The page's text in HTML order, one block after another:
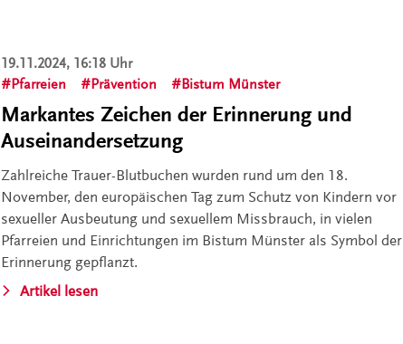
19.11.2024, 16:18 Uhr
Pfarreien
Prävention Bistum Münster
Markantes Zeichen der Erinnerung und
Auseinandersetzung
Zahlreiche Trauer-Blutbuchen wurden rund um den 18.
November, den europäischen Tag zum Schutz von Kindern vor
sexueller Ausbeutung und sexuellem Missbrauch, in vielen
Pfarreien und Einrichtungen im Bistum Münster als Symbol der
Erinnerung gepflanzt.
Artikel lesen